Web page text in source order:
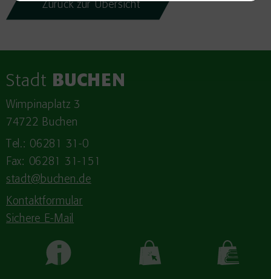
Zurück zur Übersicht
Stadt BUCHEN
Wimpinaplatz 3
74722 Buchen
Tel.: 06281 31-0
Fax: 06281 31-151
stadt@buchen.de
Kontaktformular
Sichere E-Mail